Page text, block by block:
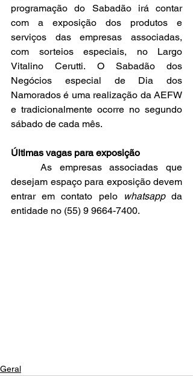
programação do Sabadão irá contar
com a exposição dos produtos e
serviços das empresas associadas,
com sorteios especiais, no Largo
Vitalino Cerutti. O Sabadão dos
Negócios especial de Dia dos
Namorados é uma realização da AEFW
e tradicionalmente ocorre no segundo
sábado de cada mês.
Últimas vagas para exposição
desejam espaço para exposição devem
entrar em contato pelo
whatsapp da
entidade no (55) 9 9664-7400.
Geral